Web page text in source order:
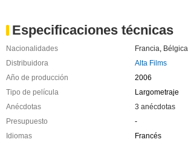
Especificaciones técnicas
Nacionalidades Francia Bélgica
Distribuidora
Alta Films
Año de producción
2006
Tipo de película
Largometraje
Anécdotas
3 anécdotas
Presupuesto
-
Idiomas
Francés